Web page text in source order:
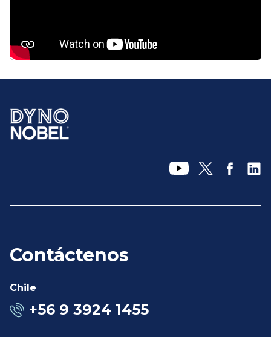
Contáctenos
Chile
+56 9 3924 1455